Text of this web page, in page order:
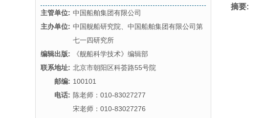
主管单位: 中国船舶集团有限公司
主办单位: 中国舰船研究院、中国船舶集团有限公司第
七一四研究所
编辑出版:
《舰船科学技术》编辑部
联系地址: 北京市朝阳区科荟路55号院
邮编: 100101
电话: 陈老师：010-83027277
宋老师：010-83027276
摘要: